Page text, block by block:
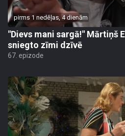
pirms 1 nedēļas, 4 dienām
"Dievs mani sargā!" Mārtiņš
sniegto zīmi dzīvē
67. epizode